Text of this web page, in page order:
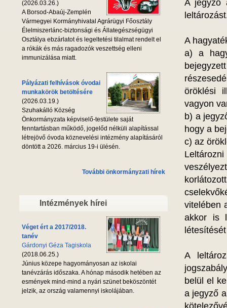
(2026.03.26.)
A Borsod-Abaúj-Zemplén
Vármegyei Kormányhivatal Agrárügyi Főosztály
Élelmiszerlánc-biztonsági és Állategészségügyi
Osztálya ebzárlatot és legeltetési tilalmat rendelt el
a rókák és más ragadozók veszettség elleni
immunizálása miatt.
Pályázati felhívások óvodai
munkakörök betöltésére
(2026.03.19.)
Szuhakálló Község
Önkormányzata képviselő-testülete saját
fenntartásban működő, jogelőd nélküli alapítással
létrejövő óvoda köznevelési intézmény alapításáról
döntött a 2026. március 19-i ülésén.
További önkormányzati hírek
Intézmények hírei
Véget ért a 2017/2018.
tanév
Gárdonyi Géza Tagiskola
(2018.06.25.)
Június közepe hagyományosan az iskolai
tanévzárás időszaka. A hónap második hetében az
esmények mind-mind a nyári szünet beköszöntét
jelzik, az ország valamennyi iskolájában.
A jegyző
A
a) a
öröklési
vagyon
b) a
hogy a
c) az
vitelében
akkor is
A
belül el
a jegyző